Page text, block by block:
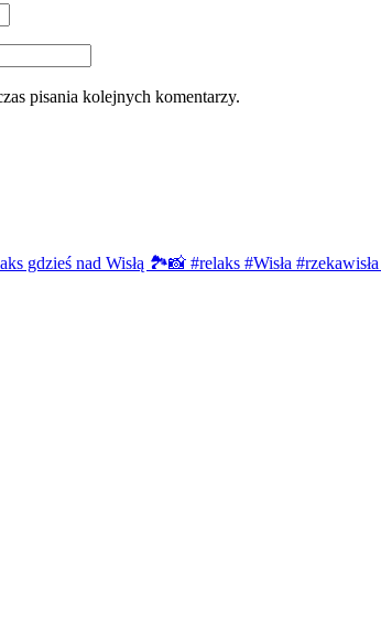
pisania kolejnych komentarzy.